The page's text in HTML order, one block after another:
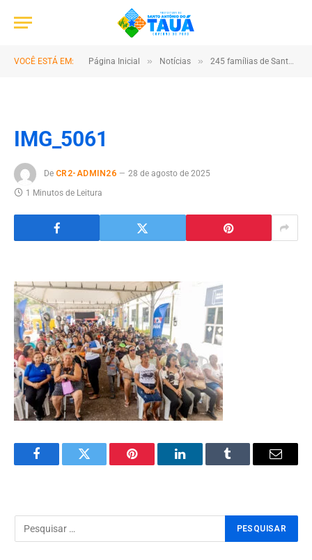
VOCÊ ESTÁ EM: Página Inicial » Notícias » 245 famílias de Santo Antônio do Tauá recebem títulos definitivos de terra
IMG_5061
De CR2-ADMIN26
28 de agosto de 2025
1 Minutos de Leitura
FacebookTwitter Pinterest LinkedInTumblr Email